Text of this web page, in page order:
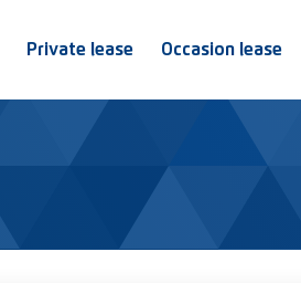
Private lease Occasion lease